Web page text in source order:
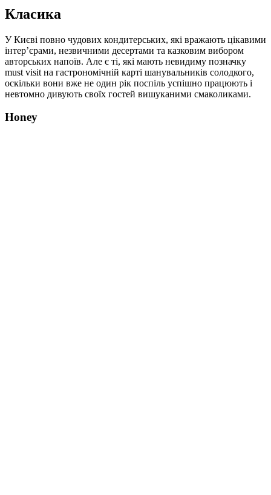
Класика
У Києві повно чудових кондитерських, які вражають цікавими
інтер’єрами, незвичними десертами та казковим вибором
авторських напоїв. Але є ті, які мають невидиму позначку
must visit на гастрономічній карті шанувальників солодкого,
оскільки вони вже не один рік поспіль успішно працюють і
невтомно дивують своїх гостей вишуканими смаколиками.
Honey